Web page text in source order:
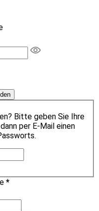
Bitte geben Sie Ihre
per E-Mail einen
*